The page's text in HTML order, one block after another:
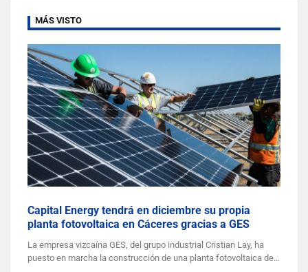
MÁS VISTO
Capital Energy tendrá en diciembre su propia
planta fotovoltaica en Cáceres gracias a GES
La empresa vizcaína GES, del grupo industrial Cristian Lay, ha
puesto en marcha la construcción de una planta fotovoltaica de…